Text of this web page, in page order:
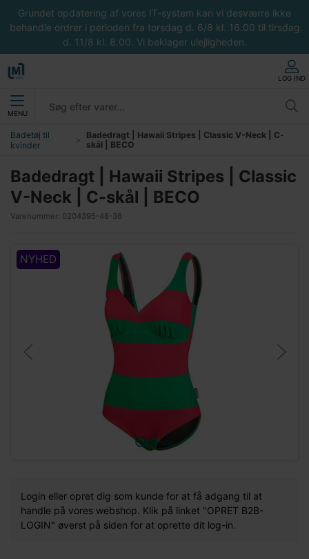
Grundet opdatering af vores IT-system kan vi desværre ikke
behandle ordrer i perioden fra torsdag d. 6/8 kl. 16.00 til tirsdag
d. 11/8 kl. 8.00. Vi beklager ulejligheden.
LOG IND
MENU
Badetøj til
kvinder
Badedragt | Hawaii Stripes | Classic V-Neck | C-
skål | BECO
Badedragt | Hawaii Stripes | Classic
V-Neck | C-skål | BECO
Varenummer: 0204395-48-36
NYHED
Forstør
Login eller opret dig som kunde for at få adgang til at
handle på vores webshop. Klik på linket "OPRET B2B-
LOGIN" øverst på siden for at oprette dit log-in.